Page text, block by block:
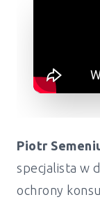
Piotr
specjalista w
ochrony